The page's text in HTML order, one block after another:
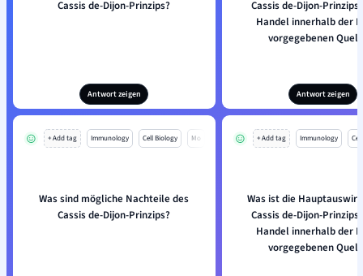
Cassis de-Dijon-Prinzips?
Antwort zeigen
Cassis de-Dijon-Prinzips
Handel innerhalb der
vorgegebenen
Antwort zeigen
+ Add tag Immunology Cell Biology Mo
Was sind mögliche Nachteile des
Cassis de-Dijon-Prinzips?
+ Add tag Immunology
Was ist die
Cassis de-Dijon-Prinzips
Handel innerhalb der
vorgegebenen